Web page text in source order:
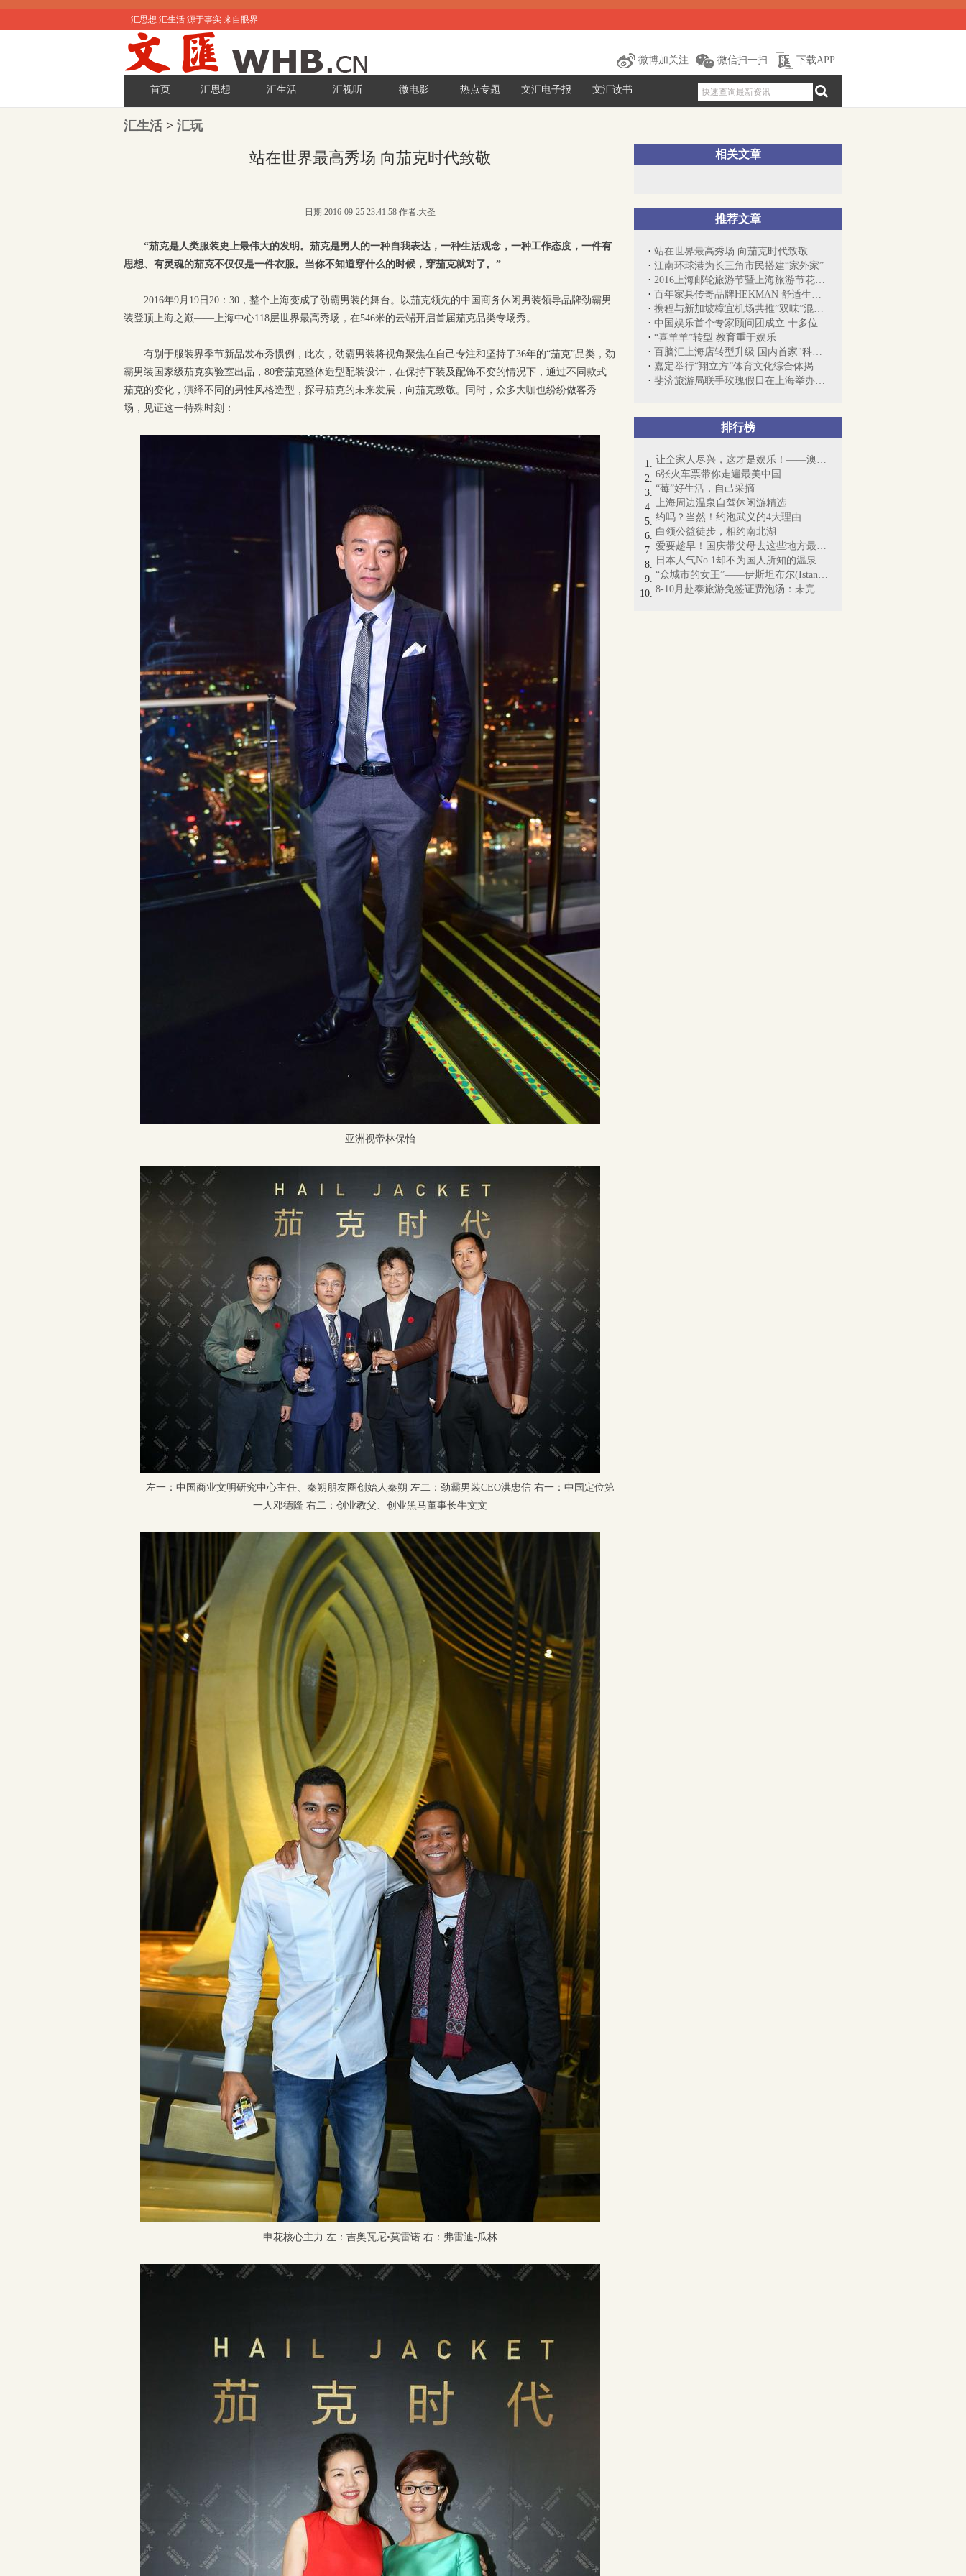
汇思想 汇生活 源于事实 来自眼界
微博加关注 微信扫一扫 下载APP
首页 汇思想 汇生活 汇视听 微电影 热点专题 文汇电子报 文汇读书
汇生活> 汇玩
相关文章
推荐文章
站在世界最高秀场 向茄克时代致敬
江南环球港为长三角市民搭建“家外家”
2016上海邮轮旅游节暨上海旅游节花车宝山...
百年家具传奇品牌HEKMAN 舒适生活中国行
携程与新加坡樟宜机场共推”双味”混搭之旅
中国娱乐首个专家顾问团成立 十多位大咖...
“喜羊羊”转型 教育重于娱乐
百脑汇上海店转型升级 国内首家"科技智...
嘉定举行“翔立方”体育文化综合体揭牌仪式
斐济旅游局联手玫瑰假日在上海举办首次的...
排行榜
让全家人尽兴，这才是娱乐！——澳门新地...
6张火车票带你走遍最美中国
“莓”好生活，自己采摘
上海周边温泉自驾休闲游精选
约吗？当然！约泡武义的4大理由
白领公益徒步，相约南北湖
爱要趁早！国庆带父母去这些地方最适合
日本人气No.1却不为国人所知的温泉度假地...
“众城市的女王”——伊斯坦布尔(Istanbul)
8-10月赴泰旅游免签证费泡汤：未完成相应...
站在世界最高秀场 向茄克时代致敬
日期:2016-09-25 23:41:58 作者:大圣
“茄克是人类服装史上最伟大的发明。茄克是男人的一种自我表达，一种生活观念，一种工作态度，一件有
思想、有灵魂的茄克不仅仅是一件衣服。当你不知道穿什么的时候，穿茄克就对了。”
2016年9月19日20：30，整个上海变成了劲霸男装的舞台。以茄克领先的中国商务休闲男装领导品牌劲霸男
装登顶上海之巅——上海中心118层世界最高秀场，在546米的云端开启首届茄克品类专场秀。
有别于服装界季节新品发布秀惯例，此次，劲霸男装将视角聚焦在自己专注和坚持了36年的“茄克”品类，劲
霸男装国家级茄克实验室出品，80套茄克整体造型配装设计，在保持下装及配饰不变的情况下，通过不同款式
茄克的变化，演绎不同的男性风格造型，探寻茄克的未来发展，向茄克致敬。同时，众多大咖也纷纷做客秀
场，见证这一特殊时刻：
亚洲视帝林保怡
左一：中国商业文明研究中心主任、秦朔朋友圈创始人秦朔 左二：劲霸男装CEO洪忠信 右一：中国定位第
一人邓德隆 右二：创业教父、创业黑马董事长牛文文
申花核心主力 左：吉奥瓦尼•莫雷诺 右：弗雷迪-瓜林